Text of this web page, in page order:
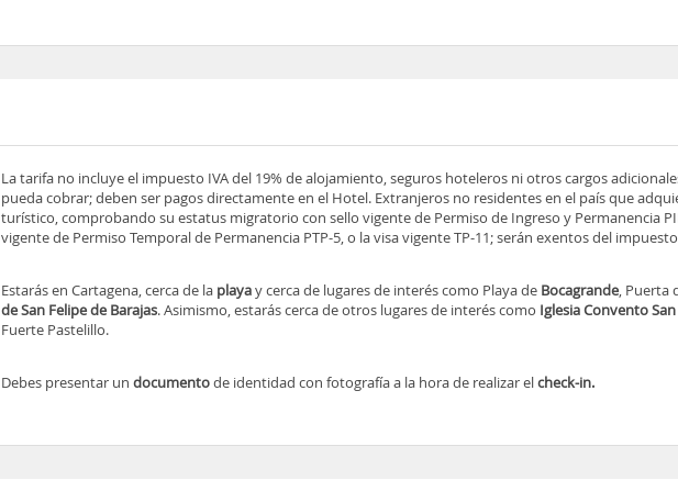
La tarifa no incluye el impuesto IVA del 19% de alojamiento, seguros hoteleros ni otros cargos
pueda cobrar; deben ser pagos directamente en el Hotel. Extranjeros no residentes en el país que
turístico, comprobando su estatus migratorio con sello vigente de Permiso de Ingreso y Permanencia
vigente de Permiso Temporal de Permanencia PTP-5, o la visa vigente TP-11; serán exentos del
Estarás en Cartagena, cerca de la playay cerca de lugares de interés como Playa de Bocagrande, Puerta
de San Felipe de Barajas. Asimismo, estarás cerca de otros lugares de interés como Iglesia Convento
Fuerte Pastelillo.
Debes presentar undocumentode identidad con fotografía a la hora de realizar elcheck-in.